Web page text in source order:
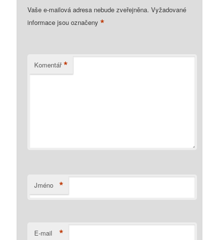
Vaše e-mailová adresa nebude zveřejněna. Vyžadované
informace jsou označeny*
Komentář *
Jméno *
E-mail *